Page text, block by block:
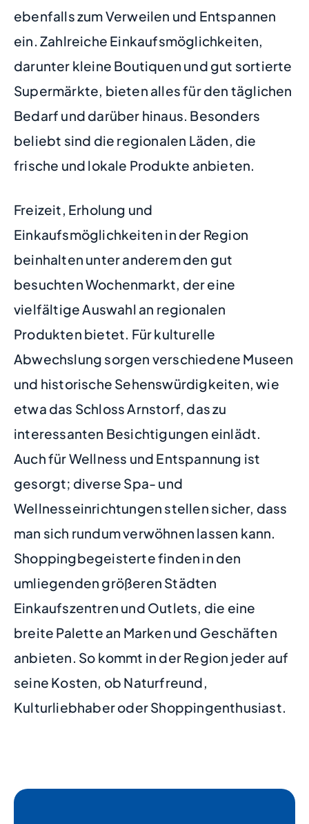
ebenfalls zum Verweilen und Entspannen
ein. Zahlreiche Einkaufsmöglichkeiten,
darunter kleine Boutiquen und gut sortierte
Supermärkte, bieten alles für den täglichen
Bedarf und darüber hinaus. Besonders
beliebt sind die regionalen Läden, die
frische und lokale Produkte anbieten.
Freizeit, Erholung und
Einkaufsmöglichkeiten in der Region
beinhalten unter anderem den gut
besuchten Wochenmarkt, der eine
vielfältige Auswahl an regionalen
Produkten bietet. Für kulturelle
Abwechslung sorgen verschiedene Museen
und historische Sehenswürdigkeiten, wie
etwa das Schloss Arnstorf, das zu
interessanten Besichtigungen einlädt.
Auch für Wellness und Entspannung ist
gesorgt; diverse Spa- und
Wellnesseinrichtungen stellen sicher, dass
man sich rundum verwöhnen lassen kann.
Shoppingbegeisterte finden in den
umliegenden größeren Städten
Einkaufszentren und Outlets, die eine
breite Palette an Marken und Geschäften
anbieten. So kommt in der Region jeder auf
seine Kosten, ob Naturfreund,
Kulturliebhaber oder Shoppingenthusiast.